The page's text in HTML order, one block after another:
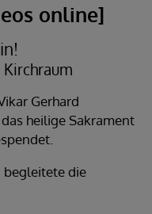
online]
Gerhard
das heilige Sakrament
begleitete die